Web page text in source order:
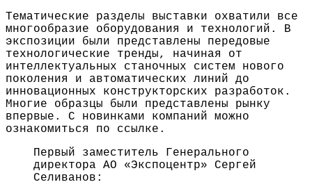
Тематические разделы выставки охватили все
многообразие оборудования и технологий. В
экспозиции были представлены передовые
технологические тренды, начиная от
интеллектуальных станочных систем нового
поколения и автоматических линий до
инновационных конструкторских разработок.
Многие образцы были представлены рынку
впервые. С новинками компаний можно
ознакомиться по ссылке.
Первый заместитель Генерального
директора АО «Экспоцентр» Сергей
Селиванов: